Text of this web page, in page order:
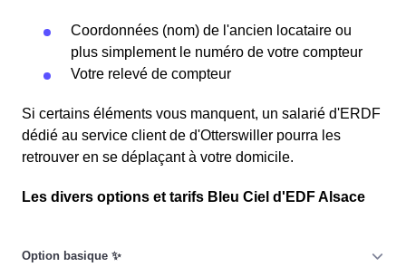
Coordonnées (nom) de l'ancien locataire ou
plus simplement le numéro de votre compteur
Votre relevé de compteur
Si certains éléments vous manquent, un salarié d'ERDF
dédié au service client de d'Otterswiller pourra les
retrouver en se déplaçant à votre domicile.
Les divers options et tarifs Bleu Ciel d'EDF Alsace